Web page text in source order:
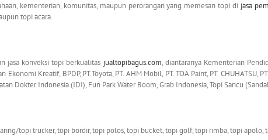
kementerian, komunitas, maupun perorangan yang memesan topi di jasa
topi acara.
jasa konveksi topi berkualitas jualtopibagus.com, diantaranya Kementerian
Kreatif, BPDP, PT.Toyota, PT. AHM Mobil, PT. TOA Paint, PT. CHUHATSU,
Dokter Indonesia (IDI), Fun Park Water Boom, Grab Indonesia, Topi Sancu
topi trucker, topi bordir, topi polos, topi bucket, topi golf, topi rimba, topi